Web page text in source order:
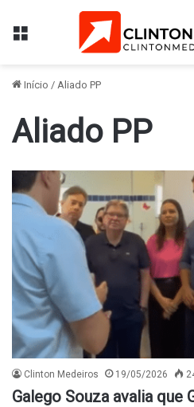
Menu
Início / Aliado PP
Aliado PP
Clinton Medeiros 19/05/2026
Galego Souza avalia que